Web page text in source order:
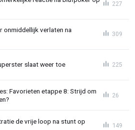
227
onmiddellijk verlaten na
309
slaat weer toe 225
Favorieten etappe 8: Strijd om
26
de vrije loop na stunt op
149